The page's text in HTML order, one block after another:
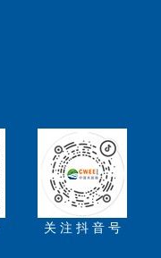
关 注 抖 音 号